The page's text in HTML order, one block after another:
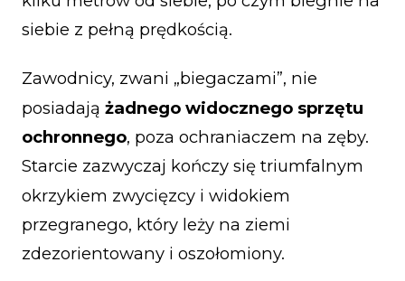
siebie z pełną prędkością.
Zawodnicy, zwani „biegaczami”, nie
posiadają żadnego widocznego sprzętu
ochronnego, poza ochraniaczem na zęby.
Starcie zazwyczaj kończy się triumfalnym
okrzykiem zwycięzcy i widokiem
przegranego, który leży na ziemi
zdezorientowany i oszołomiony.